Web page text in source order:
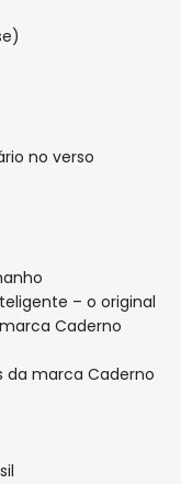
no verso
– o original
Caderno
da marca Caderno